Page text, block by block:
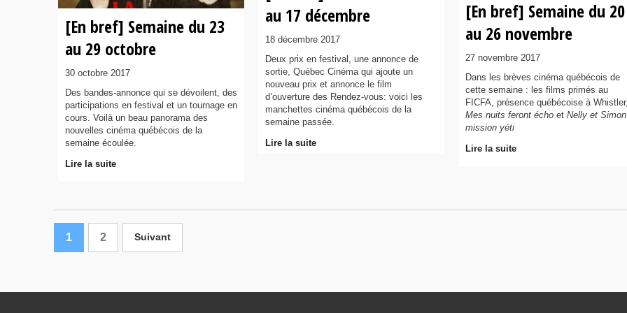
au 17 décembre
18 décembre 2017
Deux prix en festival, une annonce de
sortie, Québec Cinéma qui ajoute un
nouveau prix et annonce le film
d’ouverture des Rendez-vous: voici les
manchettes cinéma québécois de la
semaine passée.
Lire la suite
[En bref] Semaine du 20
au 26 novembre
27 novembre 2017
Dans les brèves cinéma québécois de
cette semaine : les films primés au
FICFA, présence québécoise à
Mes nuits feront écho et Nelly et Simon
mission yéti
Lire la suite
[En bref] Semaine du 23
au 29 octobre
30 octobre 2017
Des bandes-annonce qui se dévoilent, des
participations en festival et un tournage en
cours. Voilà un beau panorama des
nouvelles cinéma québécois de la
semaine écoulée.
Lire la suite
1 2 Suivant